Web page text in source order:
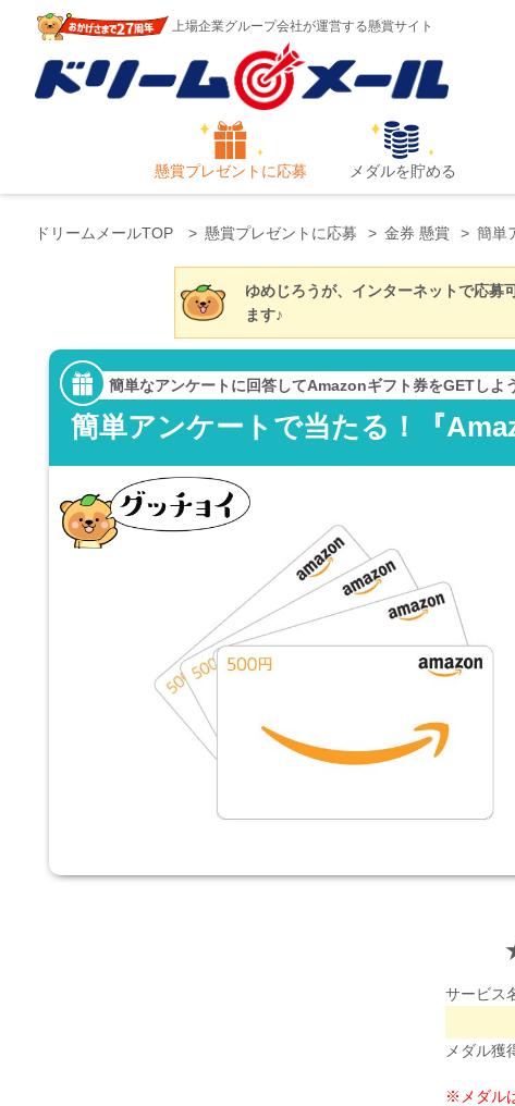
上場企業グループ会社が運営する懸賞サイト
懸賞プレゼントに応募 メダルを貯める
ドリームメールTOP 懸賞プレゼントに応募 金券 懸賞 簡単
ゆめじろうが、インターネットで応募
ます♪
簡単なアンケートに回答してAmazonギフト券をGETしよ
簡単アンケートで当たる！『
サービス
メダル獲
※メダル